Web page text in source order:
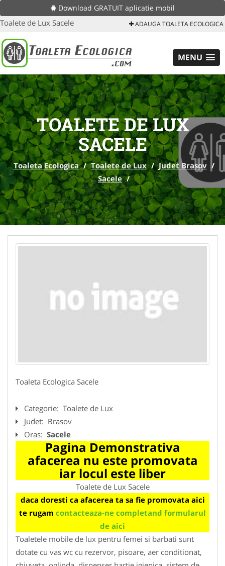
Download GRATUIT aplicatie mobil
Toalete de Lux Sacele ADAUGA TOALETA ECOLOGICA
MENU
TOALETE DE LUX
SACELE
Toaleta Ecologica / Toalete de Lux / Judet Brasov /
Sacele /
Toaleta Ecologica Sacele
Categorie: Toalete de Lux
Judet: Brasov
Oras: Sacele
Pagina Demonstrativa
afacerea nu este promovata
iar locul este liber
Toalete de Lux Sacele
daca doresti ca afacerea ta sa fie promovata aici
te rugam contacteaza-ne completand formularul
de aici
Toaletele mobile de lux pentru femei si barbati sunt
dotate cu vas wc cu rezervor, pisoare, aer conditionat,